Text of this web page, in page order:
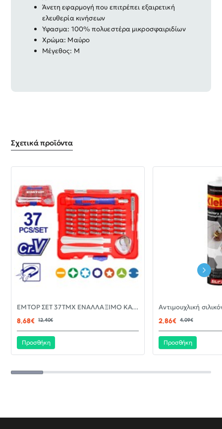
Άνετη εφαρμογή που επιτρέπει εξαιρετική
ελευθερία κινήσεων
Υφασμα: 100% πολυεστέρα μικροσφαιριδίων
Χρώμα: Mαύρο
Μέγεθος: M
Σχετικά προϊόντα
-30%EMTOP ΣΕΤ 37ΤΜΧ ΕΝΑΛΛΑΞΙΜΟ ΚΑΤΣΑΒΙΔΙ ΜΕ ΜΥΤΕΣ EBST03702
8,68€
12,40€
Προσθήκη
2,86€ 4,09€
Προσθήκη